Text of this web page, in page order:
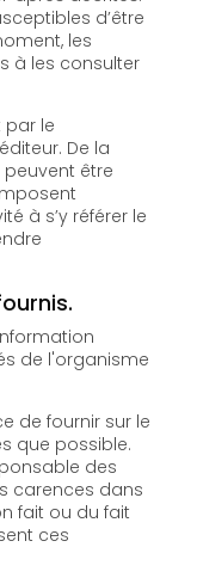
d’être
les
à les consulter
par le
De la
de l'organisme
de fournir sur le
des
carences dans
ces